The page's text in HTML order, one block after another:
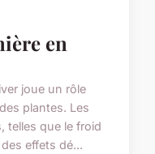
en
joue un rôle
plantes. Les
telles que le froid
effets dé...